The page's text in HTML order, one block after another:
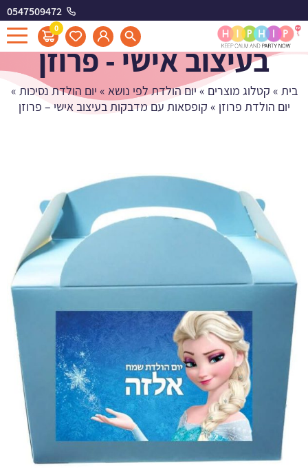
0547509472
0
קופסאות עם מדבקות
בעיצוב אישי - פרוזן
בית » קטלוג מוצרים » יום הולדת לפי נושא » יום הולדת נסיכות »
יום הולדת פרוזן » קופסאות עם מדבקות בעיצוב אישי – פרוזן